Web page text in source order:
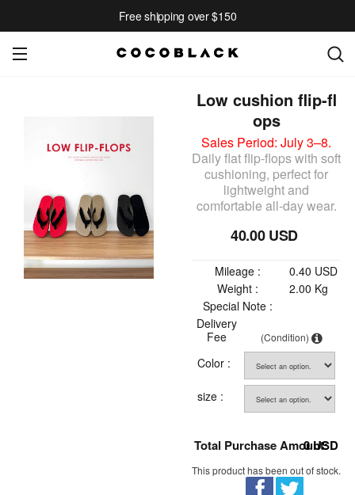
Free shipping over $150
Low cushion flip-fl
ops
Sales Period: July 3–8.
Daily flat flip-flops with soft
cushioning, perfect for
lightweight and
comfortable all-day wear.
40.00 USD
Mileage :
0.40 USD
Weight :
2.00 Kg
Special Note :
Delivery
Fee
(Condition)
Color :
size :
Total Purchase Amount:
0USD
This product has been out of stock.